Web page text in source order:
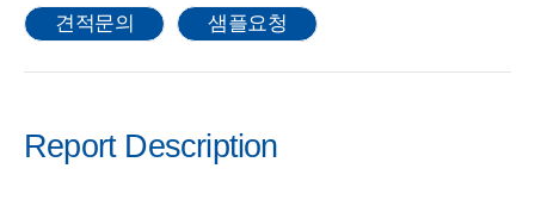
견적문의 샘플요청
Report Description